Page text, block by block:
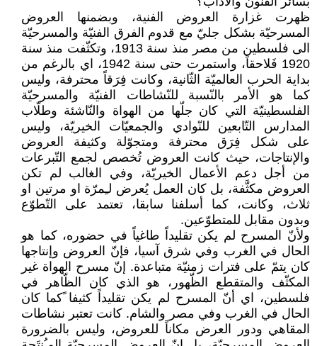
ظهرت غزارة العروض الفنية، وبضمنها العروض
المسرحيّة بشكل جليّ مع قدوم الفرق الفنيّة والمسرحيّة
الى فلسطين من مصر منذ سنة 1913، وتكثّفت منذ سنة
1920 فَلاحقاً، واستمرت حتى سنة 1942، اي بالرغم من
بداية الحرب العالميّة الثّانية، وكانت فِرَقاً محترفة، وليس
كما هو الأمر بالنّسبة للنّشاطات الفنيّة والمسرحيّة
الفلسطينيّة التي كان جلّها من الهواة والنّاشئة وطلّاب
المدارس التّابعين للنّوادي والجمعيّات الخيريّة، وليس
على شكل فِرَق محترفة ومتجوّلة وكثيفة العروض
والإنتاجات، حيث كانت العروض تُخصص لجمع التّبرعات
من أجل دعم الأعمال الخيريّة، وفي الغالب لم تكن
العروض مكثَّفة، بل كان العمل يُعرض لـِمرّة او مرتين او
ثلاث، وكانت، كما أسلفنا سابقا، تعتمد على التّطوّع
وبدون مقابل للمتطوّعين.
ولأنّ المسرح لم يكن تقليداً طاغياً في حضوره، كما هو
الحال في الغرب وفي شرق آسيا، فإنّ العروض وإنتاجها
كان يتمّ على فترات زمنيّة متباعدة. إنّ مسرح الهواة غير
المكثّف والمتقطع الظّهور، هو الذي كان الظّاهر في
فلسطين، اي أنّ المسرح لم يكن تقليداً كثيفا ًكما كان
الحال في الغرب وفي مصر والشام. كانت تعتبر نشاطات
المقاهي ودور العرض مكاناً للعروض، وليس بالضرورة